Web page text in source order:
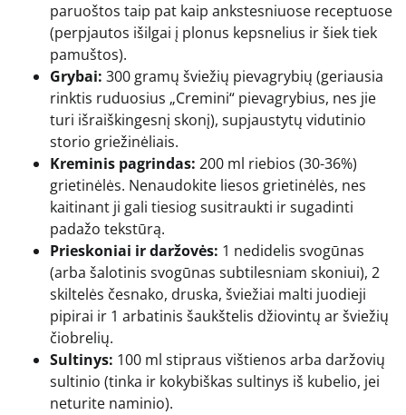
paruoštos taip pat kaip ankstesniuose receptuose
(perpjautos išilgai į plonus kepsnelius ir šiek tiek
pamuštos).
Grybai: 300 gramų šviežių pievagrybių (geriausia
rinktis ruduosius „Cremini“ pievagrybius, nes jie
turi išraiškingesnį skonį), supjaustytų vidutinio
storio griežinėliais.
Kreminis pagrindas: 200 ml riebios (30-36%)
grietinėlės. Nenaudokite liesos grietinėlės, nes
kaitinant ji gali tiesiog susitraukti ir sugadinti
padažo tekstūrą.
Prieskoniai ir daržovės: 1 nedidelis svogūnas
(arba šalotinis svogūnas subtilesniam skoniui), 2
skiltelės česnako, druska, šviežiai malti juodieji
pipirai ir 1 arbatinis šaukštelis džiovintų ar šviežių
čiobrelių.
Sultinys: 100 ml stipraus vištienos arba daržovių
sultinio (tinka ir kokybiškas sultinys iš kubelio, jei
neturite naminio).